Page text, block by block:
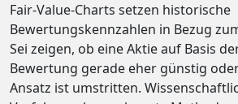
Fair-Value-Charts setzen historische
Bewertungskennzahlen in Bezug
Sei zeigen, ob eine Aktie auf Basis
Bewertung gerade eher günstig
Ansatz ist umstritten.